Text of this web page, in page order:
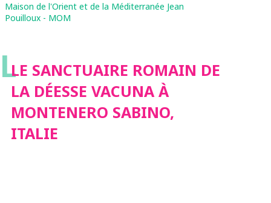
Maison de l'Orient et de la Méditerranée Jean
Pouilloux - MOM
LLE SANCTUAIRE ROMAIN DE
LA DÉESSE VACUNA À
MONTENERO SABINO,
ITALIE